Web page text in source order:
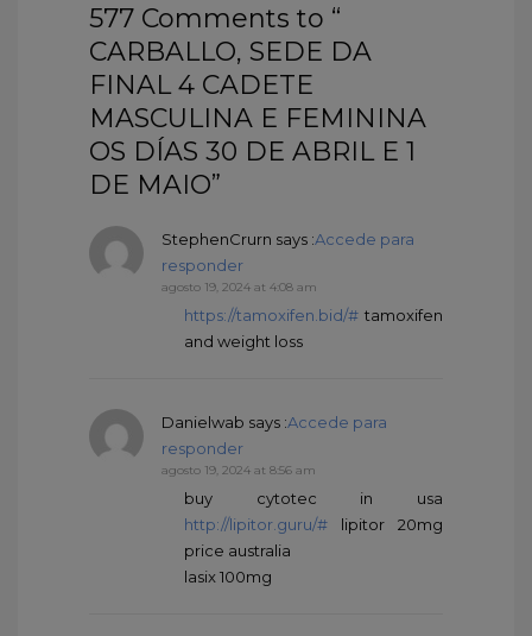
577 Comments to “
CARBALLO, SEDE DA
FINAL 4 CADETE
MASCULINA E FEMININA
OS DÍAS 30 DE ABRIL E 1
DE MAIO”
StephenCrurn says :Accede para
responder
agosto 19, 2024 at 4:08 am
https://tamoxifen.bid/# tamoxifen
and weight loss
Danielwab says :Accede para
responder
agosto 19, 2024 at 8:56 am
buy cytotec in usa
http://lipitor.guru/# lipitor 20mg
price australia
lasix 100mg